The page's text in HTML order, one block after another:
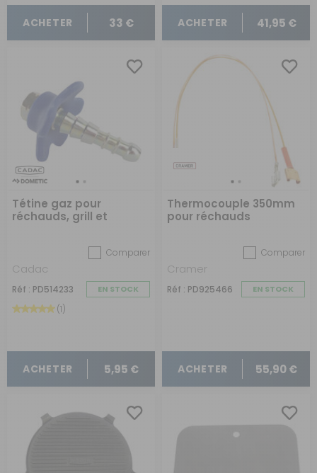
ACHETER 33 € ACHETER 41,95 €
Tétine gaz pour
réchauds, grill et
Comparer
Cadac
Réf : PD514233 EN STOCK
(1)
ACHETER 5,95 €
Thermocouple 350mm
pour réchauds
Comparer
Cramer
Réf : PD925466 EN STOCK
ACHETER 55,90 €